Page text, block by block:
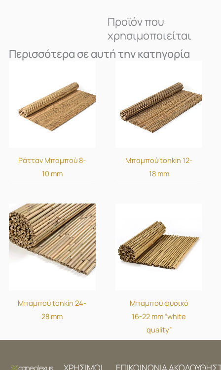
Προϊόν που
χρησιμοποιείται
Περισσότερα σε αυτή την κατηγορία
Ράτταν Μπαμπού 8-
10 mm
Μπαμπού tonkin 12-
18 mm
Μπαμπού tonkin 24-
28 mm
Μπαμπού φυσικό
16-22 mm “white
quality”
ΧΡΗΣΙΜΟΙ ΕΠΙΚΟΙΝΩΝΙΑ